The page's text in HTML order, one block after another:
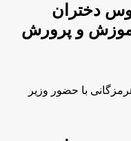
دختران
و پرورش
با حضور وزیر